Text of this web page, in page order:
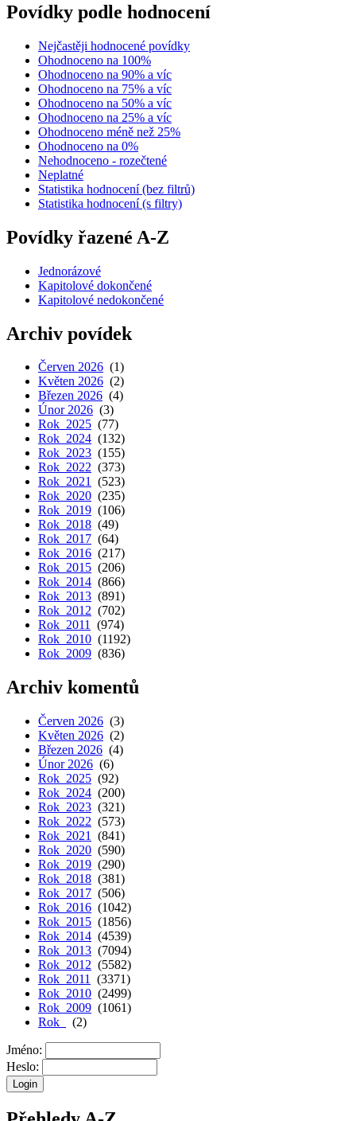
Povídky podle hodnocení
Nejčastěji hodnocené povídky
Ohodnoceno na 100%
Ohodnoceno na 90% a víc
Ohodnoceno na 75% a víc
Ohodnoceno na 50% a víc
Ohodnoceno na 25% a víc
Ohodnoceno méně než 25%
Ohodnoceno na 0%
Nehodnoceno - rozečtené
Neplatné
Statistika hodnocení (bez filtrů)
Statistika hodnocení (s filtry)
Povídky řazené A-Z
Jednorázové
Kapitolové dokončené
Kapitolové nedokončené
Archiv povídek
Červen 2026 (1)
Květen 2026 (2)
Březen 2026 (4)
Únor 2026 (3)
Rok 2025 (77)
Rok 2024 (132)
Rok 2023 (155)
Rok 2022 (373)
Rok 2021 (523)
Rok 2020 (235)
Rok 2019 (106)
Rok 2018 (49)
Rok 2017 (64)
Rok 2016 (217)
Rok 2015 (206)
Rok 2014 (866)
Rok 2013 (891)
Rok 2012 (702)
Rok 2011 (974)
Rok 2010 (1192)
Rok 2009 (836)
Archiv komentů
Červen 2026 (3)
Květen 2026 (2)
Březen 2026 (4)
Únor 2026 (6)
Rok 2025 (92)
Rok 2024 (200)
Rok 2023 (321)
Rok 2022 (573)
Rok 2021
(841)
Rok 2020 (590)
Rok 2019 (290)
Rok 2018 (381)
Rok 2017 (506)
Rok 2016 (1042)
Rok 2015 (1856)
Rok 2014 (4539)
Rok 2013 (7094)
Rok 2012 (5582)
Rok 2011
(3371)
Rok 2010 (2499)
Rok 2009 (1061)
Rok
(2)
Jméno:
Heslo: